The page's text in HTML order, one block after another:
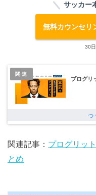
サッカー
無料カウンセリ
30
関連
プログリ
関連記事： プログリッ
とめ